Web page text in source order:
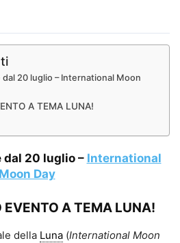
20 luglio – International Moon
A TEMA LUNA!
dal 20 luglio – International
Moon Day
EVENTO A TEMA LUNA!
della Luna (International Moon